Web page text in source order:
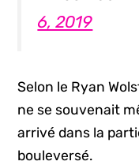
6, 2019
Selon le Ryan
ne se souvenait
arrivé dans la
bouleversé.